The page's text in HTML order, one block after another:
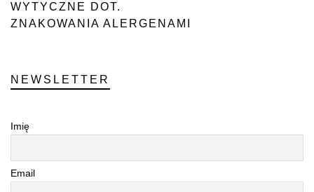
WYTYCZNE DOT.
ZNAKOWANIA ALERGENAMI
NEWSLETTER
Imię
Email